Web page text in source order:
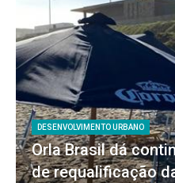
DESENVOLVIMENTO URBANO
Orla Brasil dá
de requalificação